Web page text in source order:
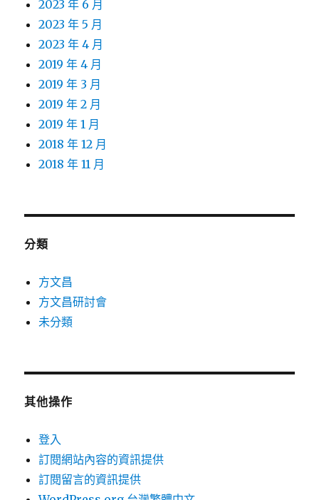
2023 年 6 月
2023 年 5 月
2023 年 4 月
2019 年 4 月
2019 年 3 月
2019 年 2 月
2019 年 1 月
2018 年 12 月
2018 年 11 月
分類
方文昌
方文昌研討會
未分類
其他操作
登入
訂閱網站內容的資訊提供
訂閱留言的資訊提供